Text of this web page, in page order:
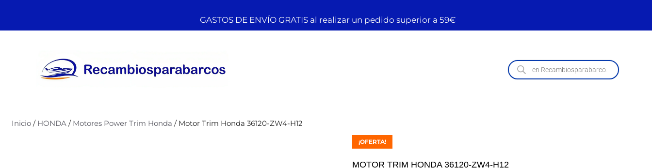
GASTOS DE ENVÍO GRATIS al realizar un pedido superior a 59€
Inicio / HONDA / Motores Power Trim Honda / Motor Trim Honda 36120-ZW4-H12
¡OFERTA!
MOTOR TRIM HONDA 36120-ZW4-H12